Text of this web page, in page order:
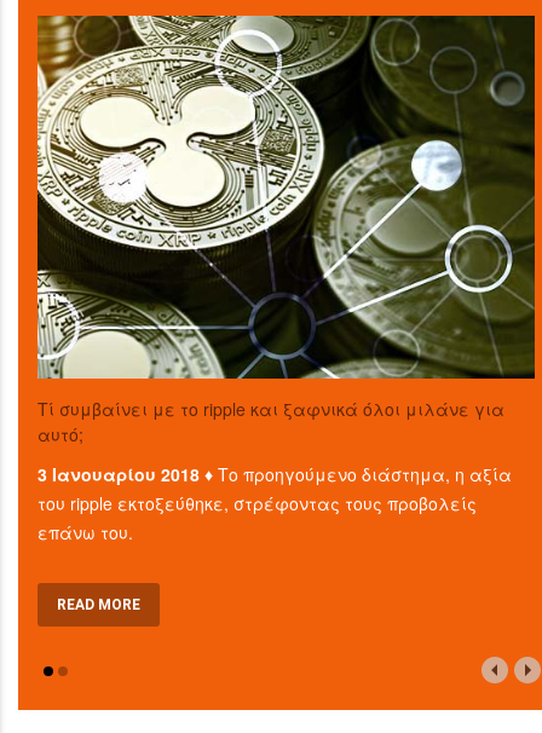
Τί συμβαίνει με το ripple και ξαφνικά όλοι μιλάνε για
αυτό;
3 Ιανουαρίου 2018 ♦Το προηγούμενο διάστημα, η αξία
του ripple εκτοξεύθηκε, στρέφοντας τους προβολείς
επάνω του.
READ MORE